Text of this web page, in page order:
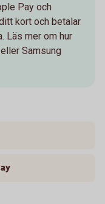
Pay och
kort och betalar
Läs mer om hur
Samsung